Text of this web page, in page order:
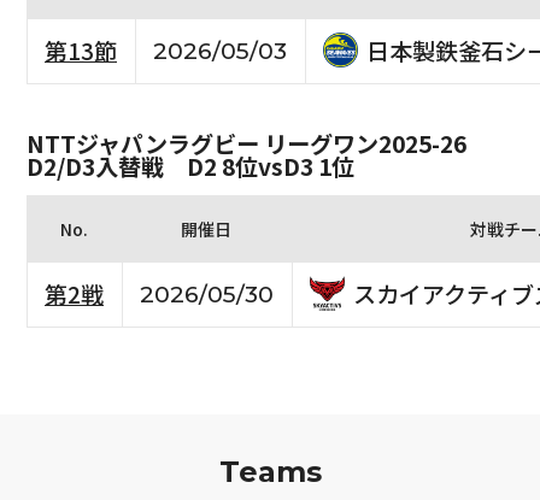
第13節 2026/05/03 日本製鉄釜石シ
NTTジャパンラグビー リーグワン2025-26
D2/D3入替戦 D2 8位vsD3 1位
No. 開催日 対戦チ
第2戦 2026/05/30 スカイアクティ
Teams